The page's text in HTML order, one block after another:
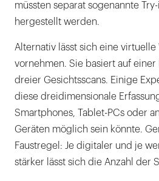
müssten separat sogenannte
hergestellt werden.
Alternativ lässt sich eine
vornehmen. Sie basiert auf
dreier Gesichtsscans. Einige
diese dreidimensionale
Smartphones, Tablet-PCs oder
Geräten möglich sein könnte.
Faustregel: Je digitaler und je
stärker lässt sich die Anzahl der